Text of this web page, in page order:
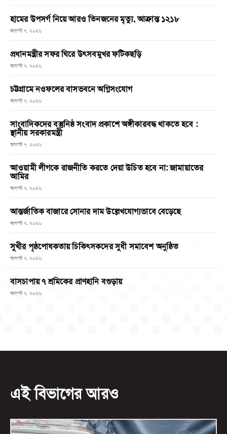
হামের উপসর্গ নিয়ে আরও তিনজনের মৃত্যু, আক্রান্ত ১২১৮
আগস্ট ৭, ২০২৬
প্রধানমন্ত্রীর সফর ঘিরে উৎসবমুখর ফটিকছড়ি
আগস্ট ৭, ২০২৬
চট্টগ্রামে নওফলের বাসভবনে অগ্নিসংযোগ
আগস্ট ৭, ২০২৬
সাংবাদিকদের বস্তুনিষ্ঠ সংবাদ প্রকাশে অঙ্গীকারবদ্ধ থাকতে হবে :
স্থানীয় সরকারমন্ত্রী
আগস্ট ৭, ২০২৬
আওয়ামী লীগকে রাজনীতি করতে দেয়া উচিত হবে না: জামায়াতের
আমির
আগস্ট ৭, ২০২৬
আন্তর্জাতিক বাজারে সোনার দাম উল্লেখযোগ্যভাবে বেড়েছে
আগস্ট ৭, ২০২৬
সুখীর পৃষ্ঠপোষকতায় চিকিৎসকদের সুধী সমাবেশ অনুষ্ঠিত
আগস্ট ৭, ২০২৬
বাসচাপায় ৭ শ্রমিকের প্রাণহানি বগুড়ায়
আগস্ট ৭, ২০২৬
এই বিভাগের আরও